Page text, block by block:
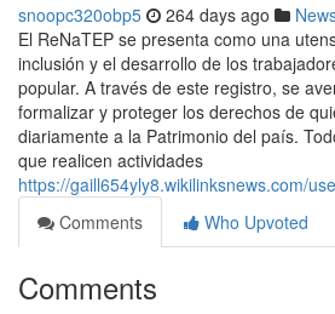
snoopc320obp5 264 days ago
El⁣ ReNaTEP se presenta como ‍una
inclusión y el desarrollo de los
popular. ⁣A través de este registro,⁣ se
formalizar y proteger los derechos de
diariamente a la Patrimonio del país.
que realicen actividades
https://gaill654yly8.wikilinksnews.com/
Comments
Who Upvoted
Comments